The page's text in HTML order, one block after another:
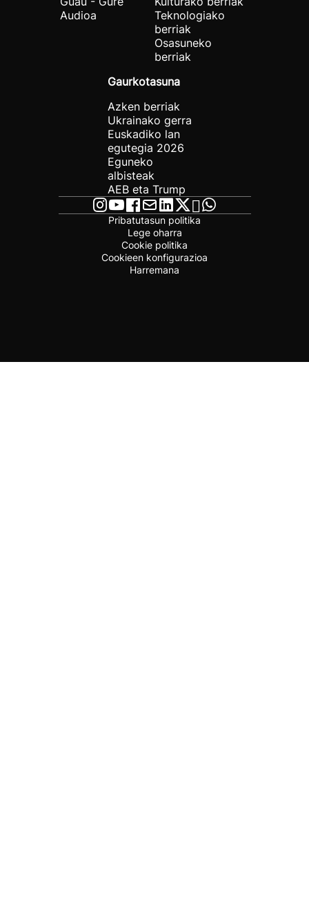
Audioa
Teknologiako
berriak
Osasuneko
berriak
Gaurkotasuna
Azken berriak
Ukrainako gerra
Euskadiko lan
egutegia 2026
Eguneko
albisteak
AEB eta Trump
Pribatutasun politika
Lege oharra
Cookie politika
Cookieen konfigurazioa
Harremana